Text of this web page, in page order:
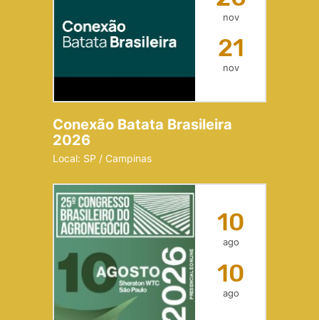
nov
21
nov
Conexão Batata Brasileira
2026
Local: SP / Campinas
10
ago
10
ago